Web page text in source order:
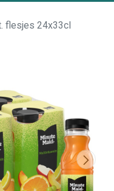
flesjes 24x33cl